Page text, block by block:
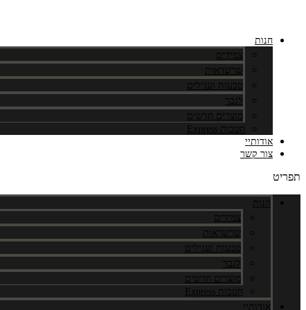
חנות
צמידים
שרשראות
טבעות ועגילים
לגבר
מוצרים חדשים
הטבות Express
אודותיי
צור קשר
תפריט
חנות
צמידים
שרשראות
טבעות ועגילים
לגבר
מוצרים חדשים
הטבות Express
אודותיי